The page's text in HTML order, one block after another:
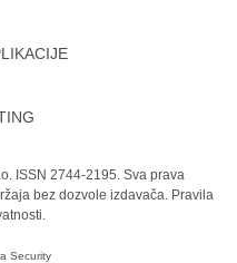
ISSN 2744-2195. Sva prava
bez dozvole izdavača. Pravila
Security